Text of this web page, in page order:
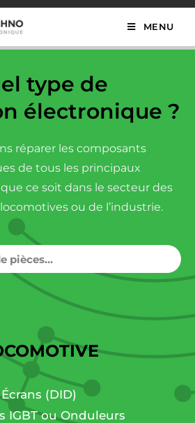
MENU
type de
électronique ?
réparer les composants
de tous les principaux
ce soit dans le secteur des
ou de l’industrie.
Écrans (DID)
IGBT ou Onduleurs